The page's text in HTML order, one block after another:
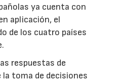
ya cuenta con
aplicación, el
de los cuatro países
respuestas de
la toma de decisiones